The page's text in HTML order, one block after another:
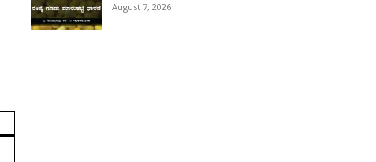
August 7, 2026